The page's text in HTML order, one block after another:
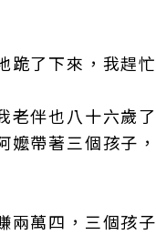
了下來，我趕
老伴也八十六歲
嬤帶著三個孩子
兩萬四，三個孩